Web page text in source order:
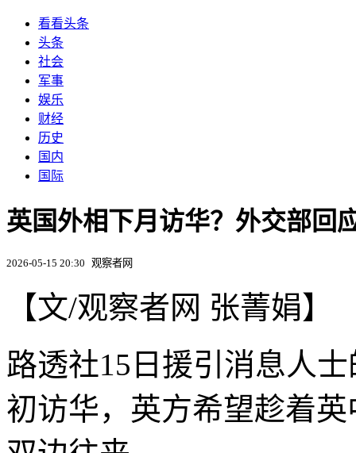
看看头条
头条
社会
军事
娱乐
财经
历史
国内
国际
英国外相下月访华？外交部回
2026-05-15 20:30 观察者网
【文/观察者网 张菁娟】
路透社15日援引消息人
初访华，英方希望趁着